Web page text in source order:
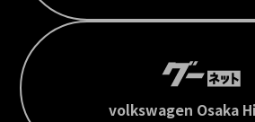
volkswagen Osaka